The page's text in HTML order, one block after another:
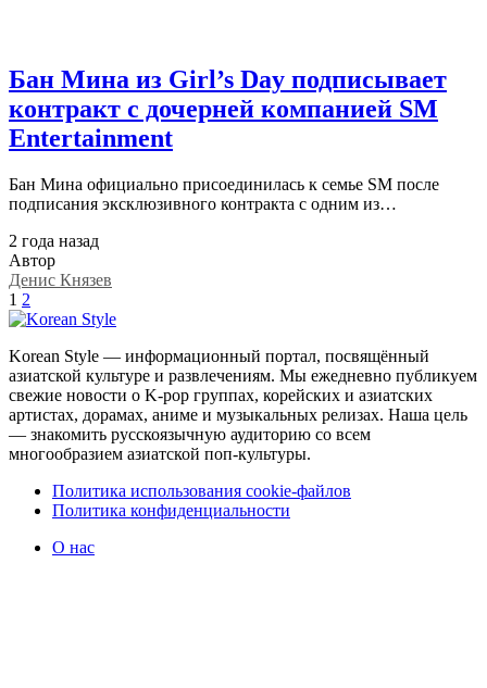
Бан Мина из Girl’s Day подписывает
контракт с дочерней компанией SM
Entertainment
Бан Мина официально присоединилась к семье SM после
подписания эксклюзивного контракта с одним из…
2 года назад
Автор
Денис Князев
1 2
Korean Style — информационный портал, посвящённый
азиатской культуре и развлечениям. Мы ежедневно публикуем
свежие новости о K-pop группах, корейских и азиатских
артистах, дорамах, аниме и музыкальных релизах. Наша цель
— знакомить русскоязычную аудиторию со всем
многообразием азиатской поп-культуры.
Политика использования cookie-файлов
Политика конфиденциальности
О нас